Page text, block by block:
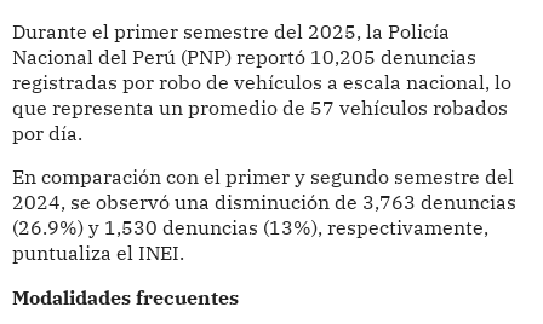
Durante el primer semestre del 2025, la Policía
Nacional del Perú (PNP) reportó 10,205 denuncias
registradas por robo de vehículos a escala nacional, lo
que representa un promedio de 57 vehículos robados
por día.
En comparación con el primer y segundo semestre del
2024, se observó una disminución de 3,763 denuncias
(26.9%) y 1,530 denuncias (13%), respectivamente,
puntualiza el INEI.
Modalidades frecuentes